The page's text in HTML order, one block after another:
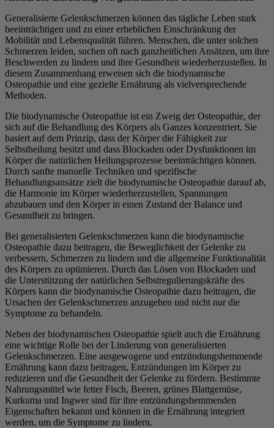
Generalisierte Gelenkschmerzen können das tägliche Leben stark
beeinträchtigen und zu einer erheblichen Einschränkung der
Mobilität und Lebensqualität führen. Menschen, die unter solchen
Schmerzen leiden, suchen oft nach ganzheitlichen Ansätzen, um ihre
Beschwerden zu lindern und ihre Gesundheit wiederherzustellen. In
diesem Zusammenhang erweisen sich die biodynamische
Osteopathie und eine gezielte Ernährung als vielversprechende
Methoden.
Die biodynamische Osteopathie ist ein Zweig der Osteopathie, der
sich auf die Behandlung des Körpers als Ganzes konzentriert. Sie
basiert auf dem Prinzip, dass der Körper die Fähigkeit zur
Selbstheilung besitzt und dass Blockaden oder Dysfunktionen im
Körper die natürlichen Heilungsprozesse beeinträchtigen können.
Durch sanfte manuelle Techniken und spezifische
Behandlungsansätze zielt die biodynamische Osteopathie darauf ab,
die Harmonie im Körper wiederherzustellen, Spannungen
abzubauen und den Körper in einen Zustand der Balance und
Gesundheit zu bringen.
Bei generalisierten Gelenkschmerzen kann die biodynamische
Osteopathie dazu beitragen, die Beweglichkeit der Gelenke zu
verbessern, Schmerzen zu lindern und die allgemeine Funktionalität
des Körpers zu optimieren. Durch das Lösen von Blockaden und
die Unterstützung der natürlichen Selbstregulierungskräfte des
Körpers kann die biodynamische Osteopathie dazu beitragen, die
Ursachen der Gelenkschmerzen anzugehen und nicht nur die
Symptome zu behandeln.
Neben der biodynamischen Osteopathie spielt auch die Ernährung
eine wichtige Rolle bei der Linderung von generalisierten
Gelenkschmerzen. Eine ausgewogene und entzündungshemmende
Ernährung kann dazu beitragen, Entzündungen im Körper zu
reduzieren und die Gesundheit der Gelenke zu fördern. Bestimmte
Nahrungsmittel wie fetter Fisch, Beeren, grünes Blattgemüse,
Kurkuma und Ingwer sind für ihre entzündungshemmenden
Eigenschaften bekannt und können in die Ernährung integriert
werden, um die Symptome zu lindern.